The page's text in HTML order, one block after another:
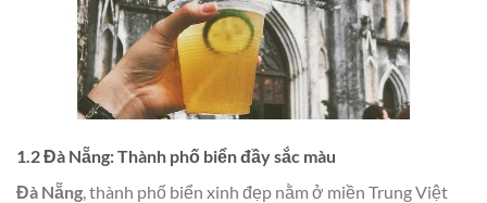
1.2 Đà Nẵng: Thành phố biển đầy sắc màu
Đà Nẵng, thành phố biển xinh đẹp nằm ở miền Trung Việt